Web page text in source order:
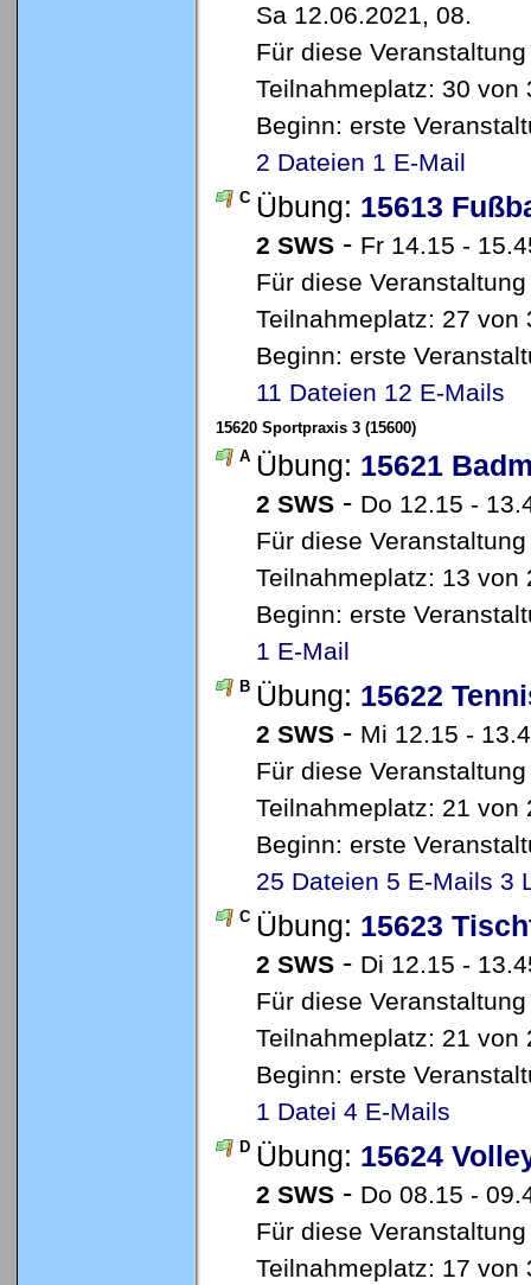
Sa 12.06.2021, 08.
Für diese
Teilnahmeplatz: 30 von
Beginn: erste
2 Dateien 1 E-Mail
C Übung: 15613
2 SWS - Fr 14.15 -
Für diese
Teilnahmeplatz: 27 von
Beginn: erste
11 Dateien 12 E-Mails
15620 Sportpraxis 3 (15600)
A Übung: 15621
2 SWS - Do 12.15 -
Für diese
Teilnahmeplatz: 13 von
Beginn: erste
1 E-Mail
B Übung: 15622
2 SWS - Mi 12.15 -
Für diese
Teilnahmeplatz: 21 von
Beginn: erste
25 Dateien 5 E-Mails 3
C Übung: 15623
2 SWS - Di 12.15 -
Für diese
Teilnahmeplatz: 21 von
Beginn: erste
1 Datei 4 E-Mails
D Übung: 15624
2 SWS - Do 08.15 -
Für diese
Teilnahmeplatz: 17 von